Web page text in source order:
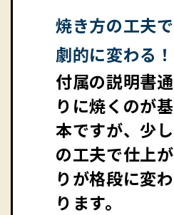
焼き方の工夫で
劇的に変わる！
付属の説明書通
りに焼くのが基
本ですが、少し
の工夫で仕上が
りが格段に変わ
ります。